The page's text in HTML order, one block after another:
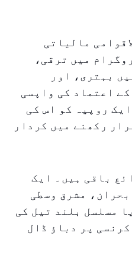
مالیاتی
میں ترقی،
بہتری، اور
اعتماد کی واپسی
روپیہ کو اس کی
رکھنے میں کردار
باقی ہیں۔ ایک
مشرق وسطی
مسلسل بلند تیل کی
پر دباؤ ڈال